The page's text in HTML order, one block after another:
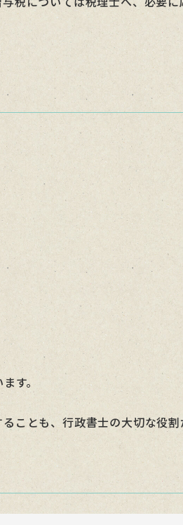
す。
ことも、行政書士の大切な役割